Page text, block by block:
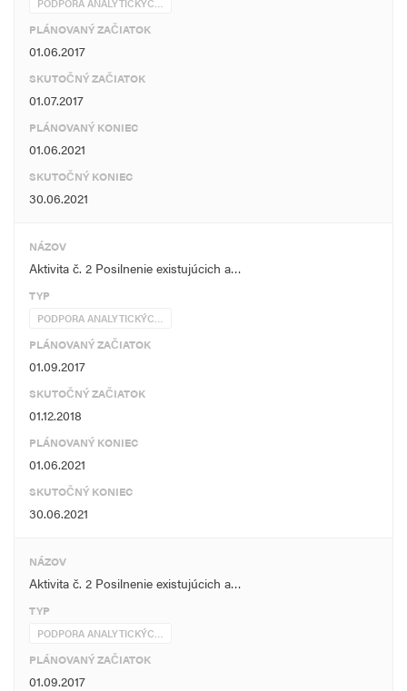
PODPORA ANALYTICKÝC…
PLÁNOVANÝ ZAČIATOK
01.06.2017
SKUTOČNÝ ZAČIATOK
01.07.2017
PLÁNOVANÝ KONIEC
01.06.2021
SKUTOČNÝ KONIEC
30.06.2021
NÁZOV
Aktivita č. 2 Posilnenie existujúcich a…
TYP
PODPORA ANALYTICKÝC…
PLÁNOVANÝ ZAČIATOK
01.09.2017
SKUTOČNÝ ZAČIATOK
01.12.2018
PLÁNOVANÝ KONIEC
01.06.2021
SKUTOČNÝ KONIEC
30.06.2021
NÁZOV
Aktivita č. 2 Posilnenie existujúcich a…
TYP
PODPORA ANALYTICKÝC…
PLÁNOVANÝ ZAČIATOK
01.09.2017